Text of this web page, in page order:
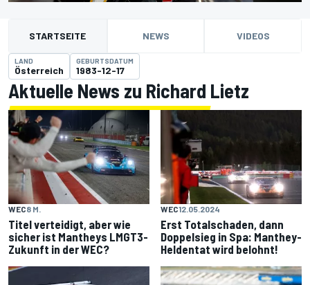
STARTSEITE NEWS VIDEOS
LAND
Österreich
GEBURTSDATUM
1983-12-17
Aktuelle News zu Richard Lietz
WEC8 M.
Titel verteidigt, aber wie
sicher ist Mantheys LMGT3-
Zukunft in der WEC?
WEC12.05.2024
Erst Totalschaden, dann
Doppelsieg in Spa: Manthey-
Heldentat wird belohnt!